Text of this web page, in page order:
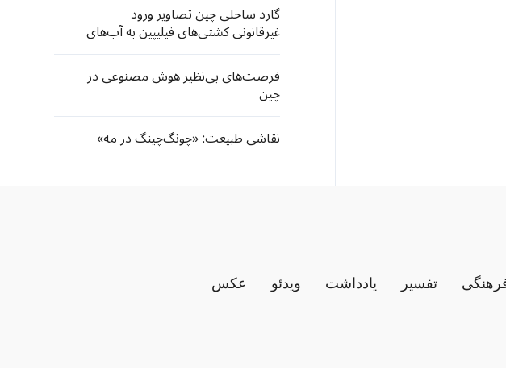
گارد ساحلی چین تصاویر ورود
غیرقانونی کشتی‌های فیلیپین به آب‌های
جزیره‌ «هوانگ‌یان» را منتشر کرد
فرصت‌های بی‌نظیر هوش مصنوعی در
چین
نقاشی طبیعت: «چونگ‌چینگ در مه»
تفسیر یادداشت ویدئو عکس